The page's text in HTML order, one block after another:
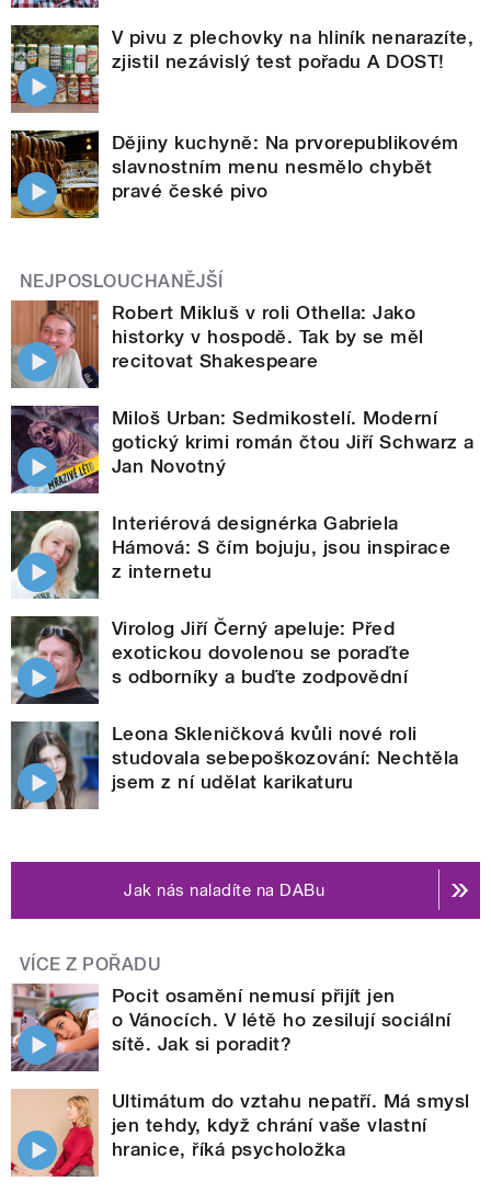
V pivu z plechovky na hliník nenarazíte,
zjistil nezávislý test pořadu A DOST!
Dějiny kuchyně: Na prvorepublikovém
slavnostním menu nesmělo chybět
pravé české pivo
NEJPOSLOUCHANĚJŠÍ
Robert Mikluš v roli Othella: Jako
historky v hospodě. Tak by se měl
recitovat Shakespeare
Miloš Urban: Sedmikostelí. Moderní
gotický krimi román čtou Jiří Schwarz a
Jan Novotný
Interiérová designérka Gabriela
Hámová: S čím bojuju, jsou inspirace
z internetu
Virolog Jiří Černý apeluje: Před
exotickou dovolenou se poraďte
s odborníky a buďte zodpovědní
Leona Skleničková kvůli nové roli
studovala sebepoškozování: Nechtěla
jsem z ní udělat karikaturu
Jak nás naladíte na DABu
VÍCE Z POŘADU
Pocit osamění nemusí přijít jen
o Vánocích. V létě ho zesilují sociální
sítě. Jak si poradit?
Ultimátum do vztahu nepatří. Má smysl
jen tehdy, když chrání vaše vlastní
hranice, říká psycholožka